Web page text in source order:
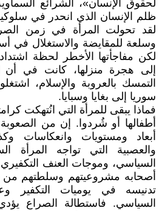
لحقوق الإنسان»، الشرائع
ظلم الإنسان الذي انحدر في
لقد تحولت المرأة في زمن
وسلعة للمقايضة والاستغلال في
لكن مفاجأتها الأخطر لحظة
إلى هجرة منزلها، كانت في أن
التمسك بالعروبة والإسلام،
سوريا إلى بغايا وسبايا.
فماذا يبقى للمرأة التي انُتهكت
أطفالها أو شُردوا. إن من
أبعاد ومستويات وانعكاسات
والعصبية التي تواجه المرأة
السياسي، وموجات العنف
أصحابه مشروعيتهم وسلطتهم من
تدنيسه في يوميات التكفير
السياسي. فاستطالة الصراع